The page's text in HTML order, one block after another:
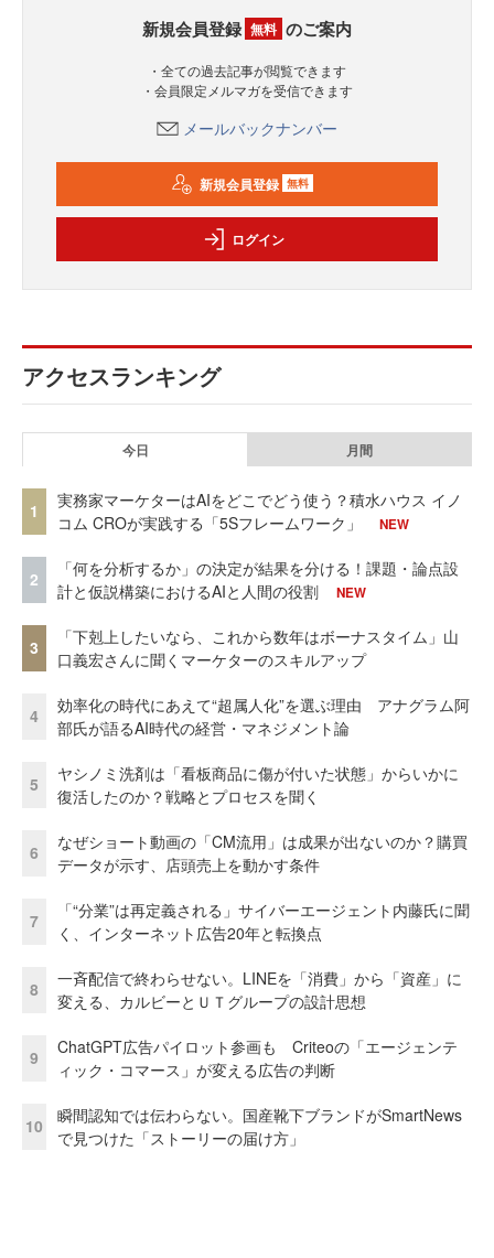
新規会員登録 無料 のご案内
・全ての過去記事が閲覧できます
・会員限定メルマガを受信できます
メールバックナンバー
新規会員登録 無料
ログイン
アクセスランキング
今日 月間
1
実務家マーケターはAIをどこでどう使う？積水ハウス イノ
コム CROが実践する「5Sフレームワーク」
NEW
2
「何を分析するか」の決定が結果を分ける！課題・論点設
計と仮説構築におけるAIと人間の役割
NEW
3
「下剋上したいなら、これから数年はボーナスタイム」山
口義宏さんに聞くマーケターのスキルアップ
4
効率化の時代にあえて“超属人化”を選ぶ理由 アナグラム阿
部氏が語るAI時代の経営・マネジメント論
5
ヤシノミ洗剤は「看板商品に傷が付いた状態」からいかに
復活したのか？戦略とプロセスを聞く
6
なぜショート動画の「CM流用」は成果が出ないのか？購買
データが示す、店頭売上を動かす条件
7
「“分業”は再定義される」サイバーエージェント内藤氏に聞
く、インターネット広告20年と転換点
8
一斉配信で終わらせない。LINEを「消費」から「資産」に
変える、カルビーとＵＴグループの設計思想
9
ChatGPT広告パイロット参画も Criteoの「エージェンテ
ィック・コマース」が変える広告の判断
10
瞬間認知では伝わらない。国産靴下ブランドがSmartNews
で見つけた「ストーリーの届け方」